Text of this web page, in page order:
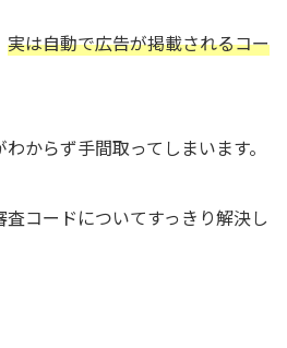
実は自動で広告が掲載されるコー
からず手間取ってしまいます。
コードについてすっきり解決し